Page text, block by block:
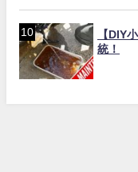
【DIY
統！